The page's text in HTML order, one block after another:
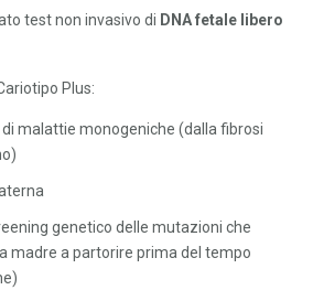
test non invasivo di DNA fetale libero
Plus:
malattie monogeniche (dalla fibrosi
genetico delle mutazioni che
madre a partorire prima del tempo